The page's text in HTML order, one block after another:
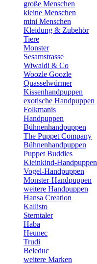
große Menschen
kleine Menschen
mini Menschen
Kleidung & Zubehör
Tiere
Monster
Sesamstrasse
Wiwaldi & Co
Woozle Goozle
Quasselwürmer
Kissenhandpuppen
exotische Handpuppen
Folkmanis
Handpuppen
Bühnenhandpuppen
The Puppet Company
Bühnenhandpuppen
Puppet Buddies
Kleinkind-Handpuppen
Vogel-Handpuppen
Monster-Handpuppen
weitere Handpuppen
Hansa Creation
Kallisto
Sterntaler
Haba
Heunec
Trudi
Beleduc
weitere Marken